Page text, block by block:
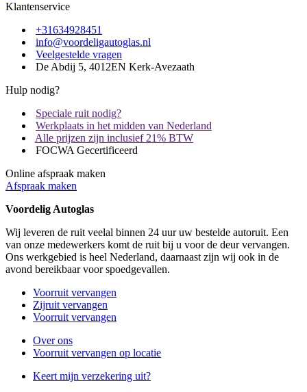
Klantenservice
+31634928451
info@voordeligautoglas.nl
Veelgestelde vragen
De Abdij 5, 4012EN Kerk-Avezaath
Hulp nodig?
Speciale ruit nodig?
Werkplaats in het midden van Nederland
Alle prijzen zijn inclusief 21% BTW
FOCWA Gecertificeerd
Online afspraak maken
Afspraak maken
Voordelig Autoglas
Wij leveren de ruit veelal binnen 24 uur uw bestelde autoruit. Een
van onze medewerkers komt de ruit bij u voor de deur vervangen.
Ons werkgebied is heel Nederland, daarnaast zijn wij ook in de
avond bereikbaar voor spoedgevallen.
Voorruit vervangen
Zijruit vervangen
Voorruit vervangen
Over ons
Voorruit vervangen op locatie
Keert mijn verzekering uit?